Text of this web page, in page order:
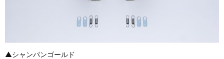
▲シャンパンゴールド